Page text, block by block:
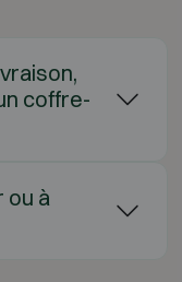
coffre-
ou à